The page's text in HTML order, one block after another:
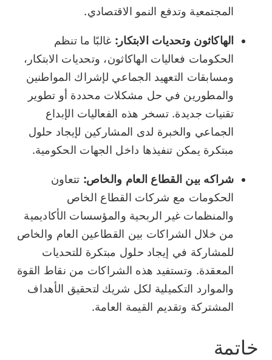
المجتمعية وتدفع النمو الاقتصادي.
الهاكاثون وتحديات الابتكار: غالبًا ما تنظم
الحكومات فعاليات الهاكاثون، وتحديات الابتكار،
ومسابقات التعهيد الجماعي لإشراك المواطنين
والمطورين في حل مشكلات محددة أو تطوير
تقنيات جديدة. تسخر هذه الفعاليات الإبداع
الجماعي والخبرة لدى المشاركين لإيجاد حلول
مبتكرة يمكن تنفيذها داخل الجهات الحكومية.
شراكه بين القطاع العام والخاص: تتعاون
الحكومات مع شركات القطاع الخاص
والمنظمات غير الربحية والمؤسسات الأكاديمية
من خلال الشراكات بين القطاعين العام والخاص
للمشاركة في إيجاد حلول مبتكرة للتحديات
المعقدة. وتستفيد هذه الشراكات من نقاط القوة
والموارد التكميلية لكل شريك لتحقيق الأهداف
المشتركة وتقديم القيمة العامة.
خاتمة